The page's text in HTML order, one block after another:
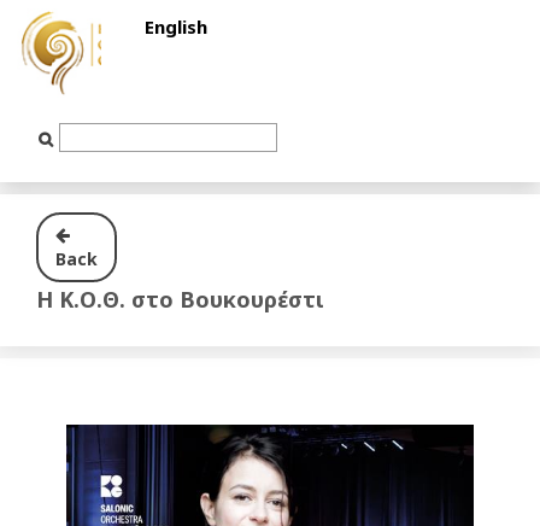
English
Input
Back
Η Κ.Ο.Θ. στο Βουκουρέστι